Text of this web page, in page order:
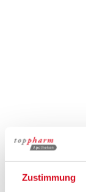
Zustimmung